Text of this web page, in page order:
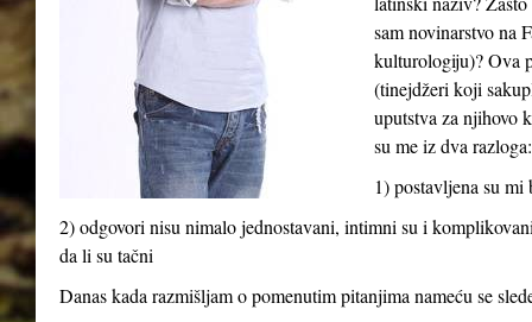
sam novinarstvo na
kulturologiju)? Ova
(tinejdžeri koji
uputstva za njihovo
su me iz dva razloga:
1) postavljena su mi
2) odgovori nisu nimalo jednostavani, intimni su i
da li su tačni
Danas kada razmišljam o pomenutim pitanjima nameću se